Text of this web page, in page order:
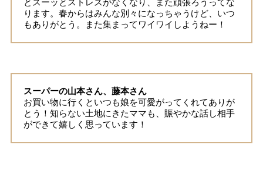
ります。春からはみんな別々になっちゃうけど、いつ
もありがとう。また集まってワイワイしようねー！
スーパーの山本さん、藤本さん
お買い物に行くといつも娘を可愛がってくれてありが
とう！知らない土地にきたママも、賑やかな話し相手
ができて嬉しく思っています！